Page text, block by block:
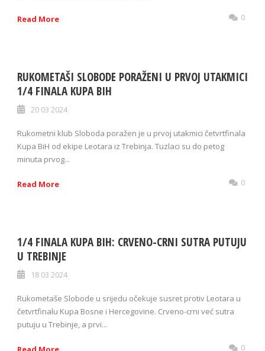
Read More 0
RUKOMETAŠI SLOBODE PORAŽENI U PRVOJ UTAKMICI
1/4 FINALA KUPA BIH
20 03 2024
Rukometni klub Sloboda poražen je u prvoj utakmici četvrtfinala
Kupa BiH od ekipe Leotara iz Trebinja. Tuzlaci su do petog
minuta prvog...
Read More 0
1/4 FINALA KUPA BIH: CRVENO-CRNI SUTRA PUTUJU
U TREBINJE
18 03 2024
Rukometaše Slobode u srijedu očekuje susret protiv Leotara u
četvrtfinalu Kupa Bosne i Hercegovine. Crveno-crni već sutra
putuju u Trebinje, a prvi...
0